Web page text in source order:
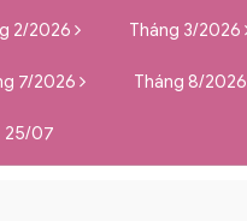
2/2026 Tháng 3/2026
7/2026 Tháng 8/2026
25/07